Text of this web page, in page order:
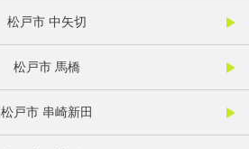
松戸市 中矢切
松戸市 馬橋
松戸市 串崎新田